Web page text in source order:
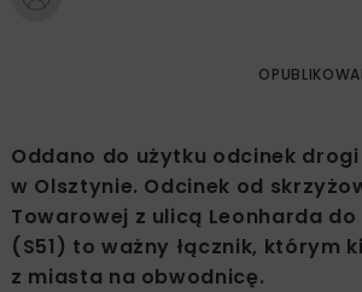
Oddano do użytku odcinek drogi
w Olsztynie. Odcinek od
Towarowej z ulicą Leonharda do
(S51) to ważny łącznik, którym
z miasta na obwodnicę.